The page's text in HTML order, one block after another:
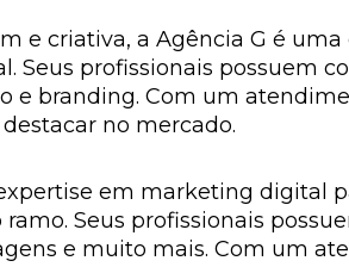
e criativa, a Agência G é
Seus profissionais possuem
e branding. Com um
no mercado.
em marketing digital
Seus profissionais
e muito mais. Com um